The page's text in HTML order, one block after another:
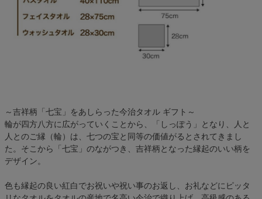
～吉祥柄「七宝」をあしらった今治タオル ギフト～
輪が四方八方に広がっていくことから、「しっぽう」となり、人と
人とのご縁（輪）は、七つの宝と同等の価値がるとされてきまし
た。そこから「七宝」のながつき、吉祥柄となった縁起のいい柄を
デザイン。
色も縁起の良い紅白でお祝いや祝い事のお返し、お礼などにピッタ